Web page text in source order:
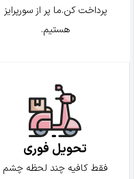
پرداخت کن.ما پر از سورپرایز
هستیم.
تحویل فوری
فقط کافیه چند لحظه چشم